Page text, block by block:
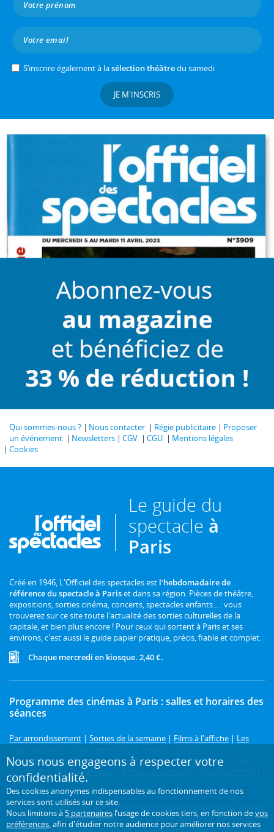
S’inscrire également à lasélection théâtredu samedi
JE M'INSCRIS
Qui sommes-nous ? Nous contacter Régie publicitaire
Proposer
un événement
Newsletters CGV CGU
Mentions légales
Cookies
Le guide du
spectacle à
Paris
Créé en 1946, L'Officiel des spectacles est l'hebdomadaire de
référence du spectacle à Pariset dans sa région. Pièces de théâtre,
expositions, sorties cinéma, concerts, spectacles enfants... : vous
trouverez sur ce site toute l'actualité des sorties culturelles de la
capitale, et bien plus encore ! Pour ceux qui sortent à Paris et ses
environs, c'est aussi le guide papier pratique, précis, fiable et complet.
Chaque mercredi en kiosque. 2,40 €.
Programme des cinémas à Paris : salles et horaires des
séances
Par arrondissement | Sorties de la semaine | Films à l'affiche | Les
Prochainement |Comédie|Drame |Thriller|Animation|
Science-fiction
|Fantastique Action ou aventure
3D
Le cinéma à Paris, c'est sur L'Officiel des spectacles ! Retrouvez tous les
horaires de toutes les séances à Paris et en Île-de-France. Retrouvez
également le programme complet des salles de cinéma de Paris et des
Nous nous engageons à respecter votre
confidentialité.
Des cookies anonymes indispensables au fonctionnement de nos
services sont utilisés sur ce site.
Nous limitons à 5 partenaires l’usage de cookies tiers, en fonction devos
préférences, afin d'étudier notre audience pour améliorer nos services